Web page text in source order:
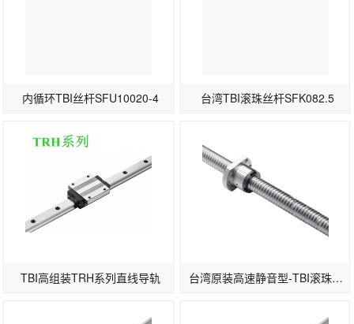
内循环TBI丝杆SFU10020-4 台湾TBI滚珠丝杆SFK082.5
TBI高组装TRH系列直线导轨 台湾原装高速静音型-TBI滚珠丝杆SFS3232-1.8/2.8